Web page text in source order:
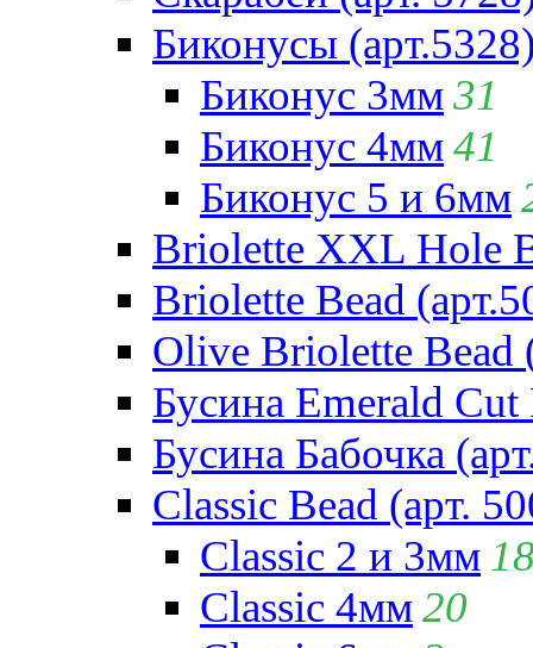
Биконусы
Биконус 3мм31
Биконус 4мм41
Биконус 5 и 6мм
Briolette XXL Hole
Briolette Bead
Olive Briolette Bead
Бусина Emerald Cut
Бусина Бабочка
Classic Bead (арт.
Classic 2 и 3мм
Classic 4мм20